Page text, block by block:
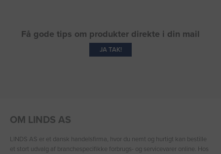
Få gode tips om produkter direkte i din mail
JA TAK!
OM LINDS AS
LINDS AS er et dansk handelsfirma, hvor du nemt og hurtigt kan bestille
et stort udvalg af branchespecifikke forbrugs- og servicevarer online. Hos